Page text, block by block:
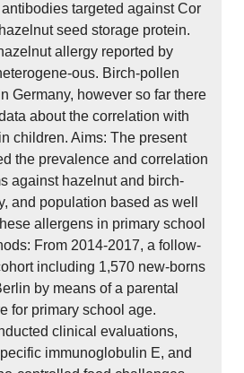
targeted against Cor
seed storage protein.
allergy reported by
ous. Birch-pollen
Germany, however so far there
about the correlation with
children. Aims: The present
the prevalence and correlation
against hazelnut and birch-
and population based as well
allergens in primary school
From 2014-2017, a follow-
including 1,570 new-borns
by means of a parental
for primary school age.
clinical evaluations,
immunoglobulin E, and